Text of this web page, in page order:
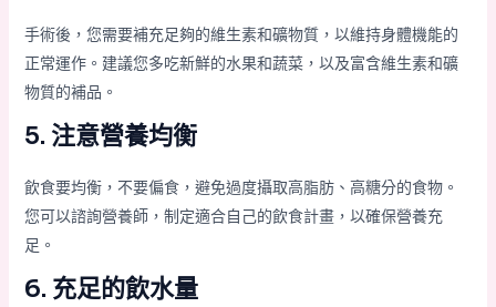
手術後，您需要補充足夠的維生素和礦物質，以維持身體機能的
正常運作。建議您多吃新鮮的水果和蔬菜，以及富含維生素和礦
物質的補品。
5. 注意營養均衡
飲食要均衡，不要偏食，避免過度攝取高脂肪、高糖分的食物。
您可以諮詢營養師，制定適合自己的飲食計畫，以確保營養充
足。
6. 充足的飲水量